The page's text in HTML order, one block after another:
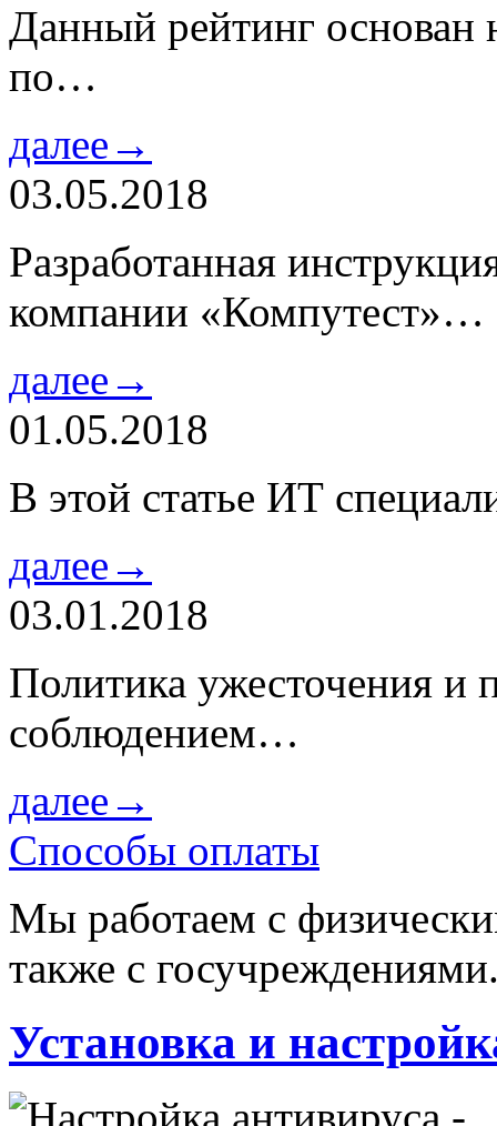
Данный рейтинг основан
по…
далее→
03.05.2018
Разработанная
компании «Компутест»…
далее→
01.05.2018
В этой статье ИТ
далее→
03.01.2018
Политика ужесточения и
соблюдением…
далее→
Способы оплаты
Мы работаем с
также с
Установка и